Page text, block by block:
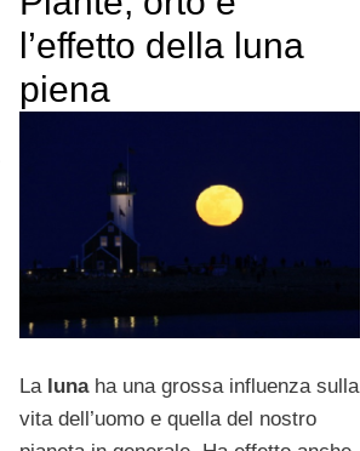
l’effetto della luna
piena
La lunaha una grossa influenza sulla
vita dell’uomo e quella del nostro